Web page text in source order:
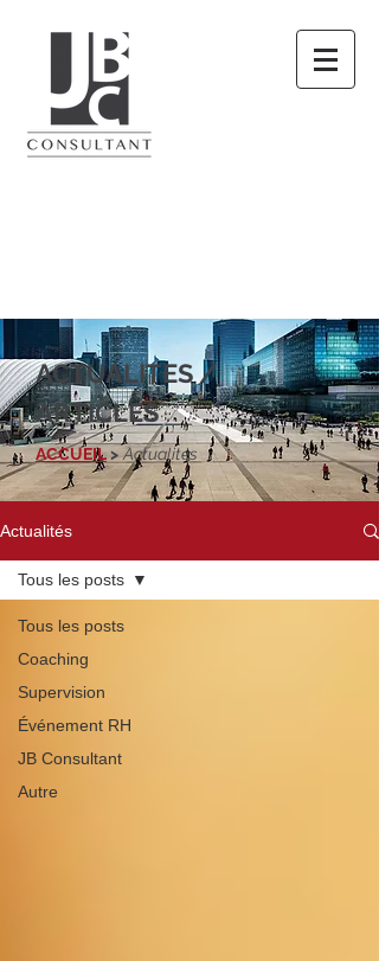
ACTUALITES /
ARTICLES
ACCUEIL > Actualités
Actualités
Tous les posts
Coaching
Supervision
Événement RH
JB Consultant
Autre
Tous les posts